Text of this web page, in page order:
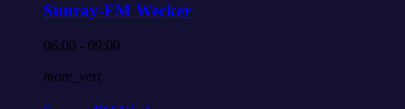
Sunray-FM Wecker
06:00 - 09:00
more_vert